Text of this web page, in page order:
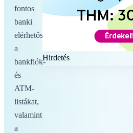
fontos
banki
elérhetőségeket,
a
bankfiók-
és
ATM-
listákat,
valamint
a
Hirdetés